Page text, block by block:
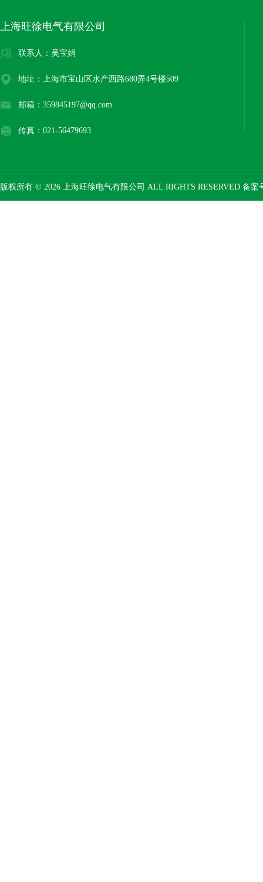
上海旺徐电气有限公司
联系人：吴宝娟
地址：上海市宝山区水产西路680弄4号楼509
邮箱：359845197@qq.com
传真：021-56479693
版权所有 © 2026 上海旺徐电气有限公司 ALL RIGHTS RESERVED 备案